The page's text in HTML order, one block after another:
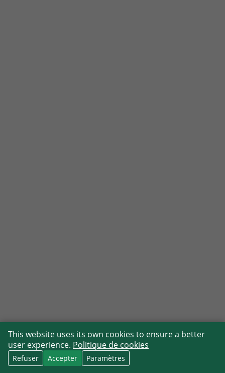
This website uses its own cookies to ensure a better
user experience. Politique de cookies
Refuser Accepter Paramètres